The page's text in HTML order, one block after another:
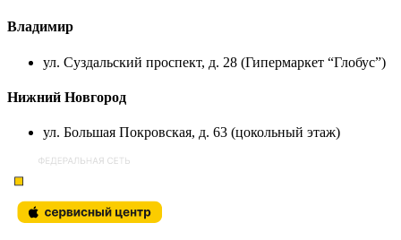
Владимир
ул. Суздальский проспект, д. 28 (Гипермаркет “Глобус”)
Нижний Новгород
ул. Большая Покровская, д. 63 (цокольный этаж)